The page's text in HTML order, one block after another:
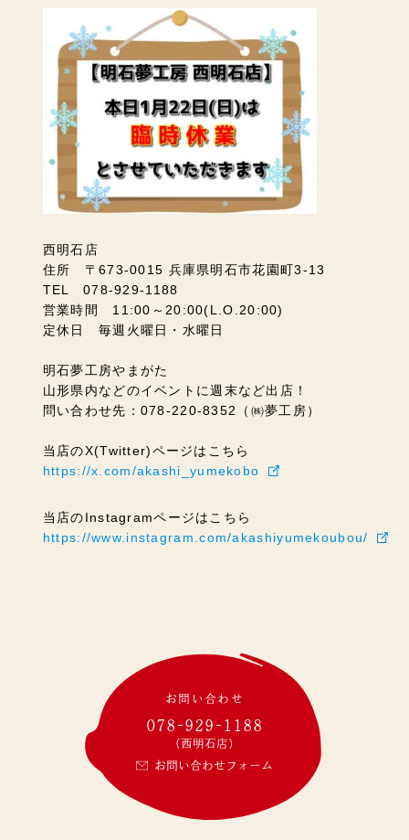
西明石店
住所 〒673-0015 兵庫県明石市花園町3-13
TEL 078-929-1188
営業時間 11:00～20:00(L.O.20:00)
定休日 毎週火曜日・水曜日
明石夢工房やまがた
山形県内などのイベントに週末など出店！
問い合わせ先：078-220-8352（㈱夢工房）
当店のX(Twitter)ページはこちら
https://x.com/akashi_yumekobo
当店のInstagramページはこちら
https://www.instagram.com/akashiyumekoubou/
お問い合わせ
078-929-1188
(西明石店)
お問い合わせフォーム